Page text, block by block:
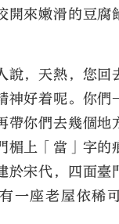
開來嫩滑的豆腐
說，天熱，您回
神好着呢。你們
帶你們去幾個地
楣上「當」字的
於宋代，四面臺
一座老屋依稀